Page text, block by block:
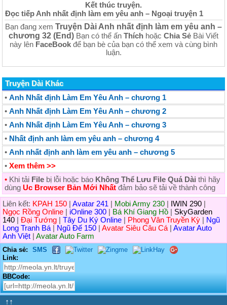
Kết thúc truyện.
Đọc tiếp Anh nhất định làm em yêu anh – Ngoại truyện 1
Bạn đang xem Truyện Dài Anh nhất định làm em yêu anh –
chương 32 (End) Bạn có thể ấn Thích hoặc Chia Sẻ Bài Viết
này lên FaceBook để bạn bè của bạn có thể xem và cùng bình
luận.
Truyện Dài Khác
• Anh Nhất định Làm Em Yêu Anh – chương 1
• Anh Nhất định Làm Em Yêu Anh – chương 2
• Anh Nhất định Làm Em Yêu Anh – chương 3
• Nhất định anh làm em yêu anh – chương 4
• Anh nhất định anh làm em yêu anh – chương 5
• Xem thêm >>
• Khi tải File bị lỗi hoặc báo Không Thể Lưu File Quá Dài thì hãy
dùng Uc Browser Bản Mới Nhất đảm bảo sẽ tải về thành công
Liên kết: KPAH 150 Avatar 241 Mobi Army 230 IWIN 290
Ngọc Rồng Online
iOnline 300 Bá Khí Giang Hồ
SkyGarden
140
Đại Tướng Tây Du Ký Online Phong Vân Truyền Kỳ
Ngũ
Long Tranh Bá
Ngũ Đế 150 Avatar Siêu Câu Cá
Avatar Auto
Anh Việt
Avatar Auto Farm
Chia sẻ:
SMS
Link:
BBCode:
↑↑